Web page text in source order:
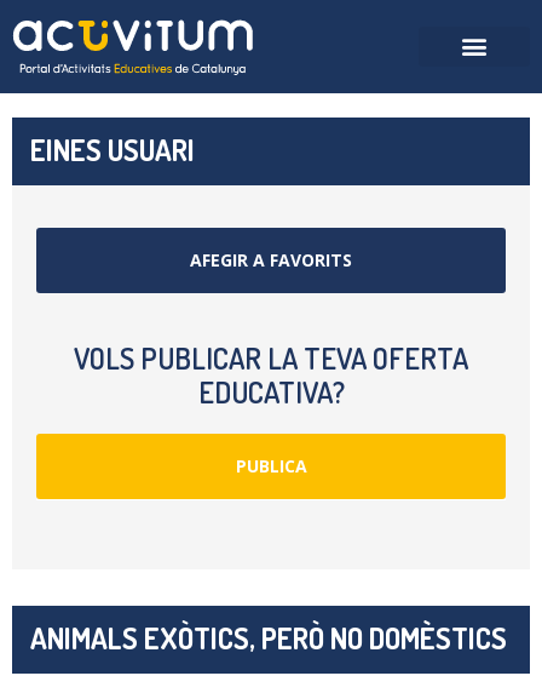
EINES USUARI
AFEGIR A FAVORITS
VOLS PUBLICAR LA TEVA OFERTA
EDUCATIVA?
PUBLICA
ANIMALS EXÒTICS, PERÒ NO DOMÈSTICS